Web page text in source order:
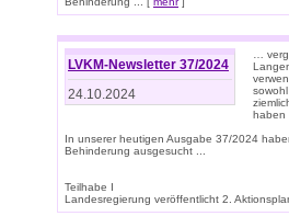
LVKM-Newsletter 37/2024
24.10.2024
…
In unserer heutigen Ausgabe 37/2024
Behinderung ausgesucht ...
Teilhabe I
Landesregierung veröffentlicht 2.